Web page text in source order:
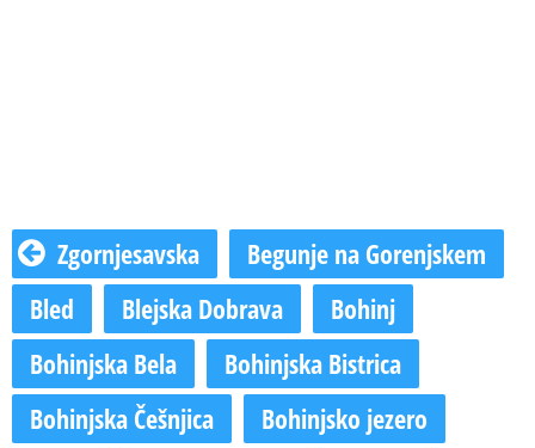
Zgornjesavska
Begunje na Gorenjskem
Bled
Blejska Dobrava
Bohinj
Bohinjska Bela
Bohinjska Bistrica
Bohinjska Češnjica
Bohinjsko jezero